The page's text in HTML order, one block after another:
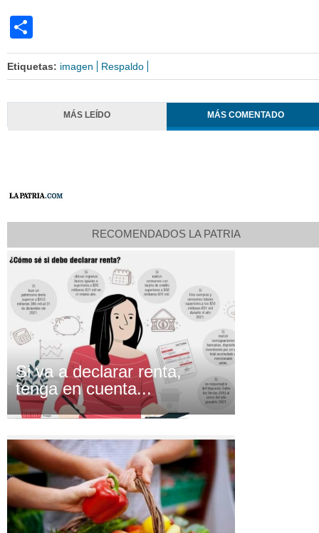
Etiquetas: imagen Respaldo
MÁS LEÍDO MÁS COMENTADO
RECOMENDADOS LA PATRIA
Si va a declarar renta,
tenga en cuenta...